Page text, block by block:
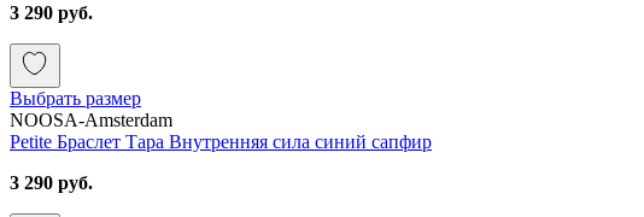
3 290 руб.
Выбрать размер
NOOSA-Amsterdam
Petite Браслет Тара Внутренняя сила синий сапфир
3 290 руб.